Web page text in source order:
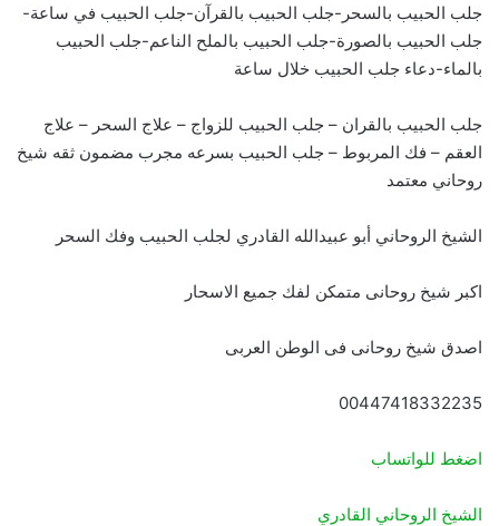
جلب الحبيب بالسحر-جلب الحبيب بالقرآن-جلب الحبيب في ساعة-
جلب الحبيب بالصورة-جلب الحبيب بالملح الناعم-جلب الحبيب
بالماء-دعاء جلب الحبيب خلال ساعة
جلب الحبيب بالقران – جلب الحبيب للزواج – علاج السحر – علاج
العقم – فك المربوط – جلب الحبيب بسرعه مجرب مضمون ثقه شيخ
روحاني معتمد
الشيخ الروحاني أبو عبيدالله القادري لجلب الحبيب وفك السحر
اكبر شيخ روحانى متمكن لفك جميع الاسحار
اصدق شيخ روحانى فى الوطن العربى
00447418332235
اضغط للواتساب
الشيخ الروحاني القادري